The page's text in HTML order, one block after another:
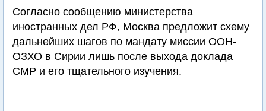
Согласно сообщению министерства
иностранных дел РФ, Москва предложит схему
дальнейших шагов по мандату миссии ООН-
ОЗХО в Сирии лишь после выхода доклада
СМР и его тщательного изучения.